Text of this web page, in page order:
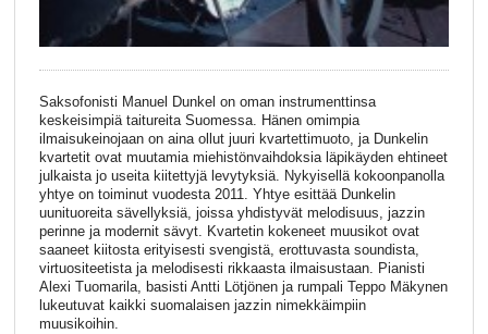
Saksofonisti Manuel Dunkel on oman instrumenttinsa
keskeisimpiä taitureita Suomessa. Hänen omimpia
ilmaisukeinojaan on aina ollut juuri kvartettimuoto, ja Dunkelin
kvartetit ovat muutamia miehistönvaihdoksia läpikäyden ehtineet
julkaista jo useita kiitettyjä levytyksiä. Nykyisellä kokoonpanolla
yhtye on toiminut vuodesta 2011. Yhtye esittää Dunkelin
uunituoreita sävellyksiä, joissa yhdistyvät melodisuus, jazzin
perinne ja modernit sävyt. Kvartetin kokeneet muusikot ovat
saaneet kiitosta erityisesti svengistä, erottuvasta soundista,
virtuositeetista ja melodisesti rikkaasta ilmaisustaan. Pianisti
Alexi Tuomarila, basisti Antti Lötjönen ja rumpali Teppo Mäkynen
lukeutuvat kaikki suomalaisen jazzin nimekkäimpiin
muusikoihin.